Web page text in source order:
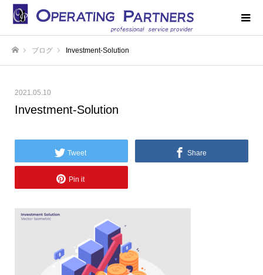
ブログ Investment-Solution
2021.05.10
Investment-Solution
Tweet Share
Pin it